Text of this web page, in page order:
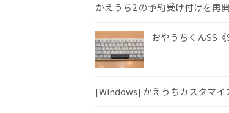
かえうち2 の予約受け付けを再
おやうちくんSS
[Windows] かえうちカスタマイ